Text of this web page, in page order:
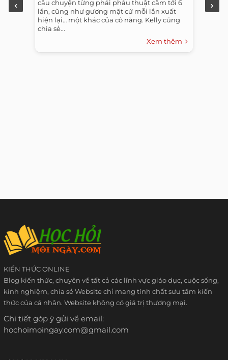
câu chuyện từng phải phẫu thuật cằm tới 6
lần, cũng như gương mặt cứ mỗi lần xuất
hiện lại… một khác của cô nàng. Kelly cũng
chia sẻ...
Xem thêm
KIẾN THỨC ONLINE
Blog kiến thức, chuyên về tất cả các lĩnh vực giáo dục, cuộc sống,
kinh nghiệm, chia sẻ Website chỉ mang tính chất sưu tầm kiến
thức của cá nhân. Website không có giá trị thương mại.
Chi tiết góp ý gửi về email:
hochoimoingay.com@gmail.com